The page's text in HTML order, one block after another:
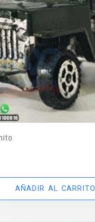
AÑADIR AL CARRITO